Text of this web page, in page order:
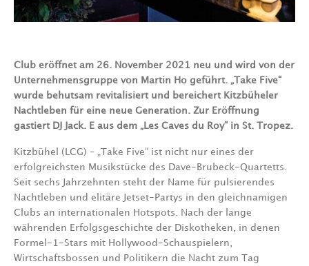
Club eröffnet am 26. November 2021 neu und wird von der
Unternehmensgruppe von Martin Ho geführt. „Take Five“
wurde behutsam revitalisiert und bereichert Kitzbüheler
Nachtleben für eine neue Generation. Zur Eröffnung
gastiert DJ Jack. E aus dem „Les Caves du Roy“ in St. Tropez.
Kitzbühel (LCG) – „Take Five“ ist nicht nur eines der
erfolgreichsten Musikstücke des Dave-Brubeck-Quartetts.
Seit sechs Jahrzehnten steht der Name für pulsierendes
Nachtleben und elitäre Jetset-Partys in den gleichnamigen
Clubs an internationalen Hotspots. Nach der lange
währenden Erfolgsgeschichte der Diskotheken, in denen
Formel-1-Stars mit Hollywood-Schauspielern,
Wirtschaftsbossen und Politikern die Nacht zum Tag